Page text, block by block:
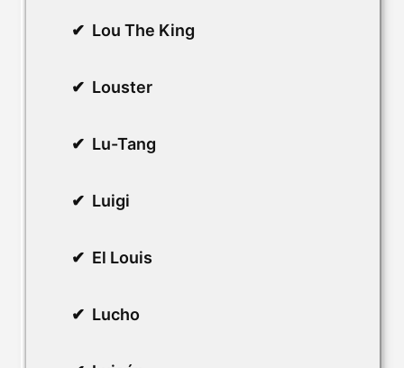
Lou The King
Louster
Lu-Tang
Luigi
El Louis
Lucho